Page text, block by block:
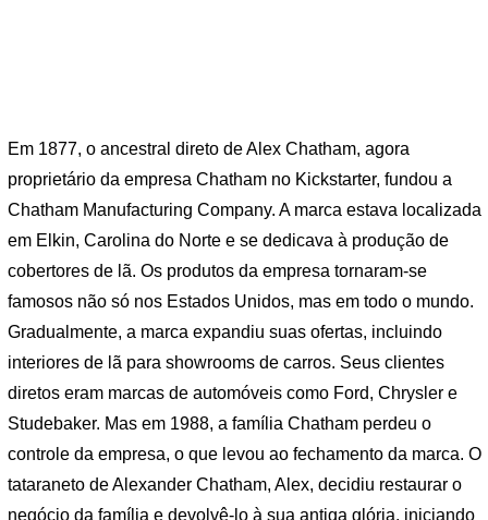
Em 1877, o ancestral direto de Alex Chatham, agora
proprietário da empresa Chatham no Kickstarter, fundou a
Chatham Manufacturing Company. A marca estava localizada
em Elkin, Carolina do Norte e se dedicava à produção de
cobertores de lã. Os produtos da empresa tornaram-se
famosos não só nos Estados Unidos, mas em todo o mundo.
Gradualmente, a marca expandiu suas ofertas, incluindo
interiores de lã para showrooms de carros. Seus clientes
diretos eram marcas de automóveis como Ford, Chrysler e
Studebaker. Mas em 1988, a família Chatham perdeu o
controle da empresa, o que levou ao fechamento da marca. O
tataraneto de Alexander Chatham, Alex, decidiu restaurar o
negócio da família e devolvê-lo à sua antiga glória, iniciando